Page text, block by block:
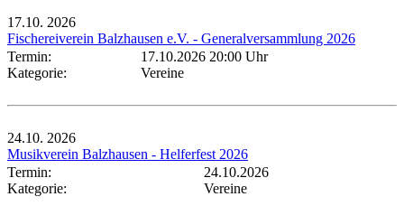
17.10. 2026
Fischereiverein Balzhausen e.V. - Generalversammlung 2026
Termin:
17.10.2026 20:00 Uhr
Kategorie:
Vereine
24.10. 2026
Musikverein Balzhausen - Helferfest 2026
Termin:
24.10.2026
Kategorie:
Vereine